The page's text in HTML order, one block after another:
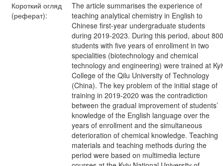
Короткий огляд
(реферат):
The article summarises the experience of
teaching analytical chemistry in English to
Chinese first-year undergraduate students
during 2019-2023. During this period, about 800
students with five years of enrollment in two
specialities (biotechnology and chemical
technology and engineering) were trained at
College of the Qilu University of Technology
(China). The key problem of the initial stage of
training in 2019-2020 was the contradiction
between the gradual improvement of students’
knowledge of the English language over the
years of enrollment and the simultaneous
deterioration of chemical knowledge. Teaching
materials and teaching methods during the
period were based on multimedia lecture